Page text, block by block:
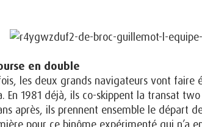
en double
les deux grands navigateurs vont faire
En 1981 déjà, ils co-skippent la transat
après, ils prennent ensemble le départ
pour ce binôme expérimenté qui n’a